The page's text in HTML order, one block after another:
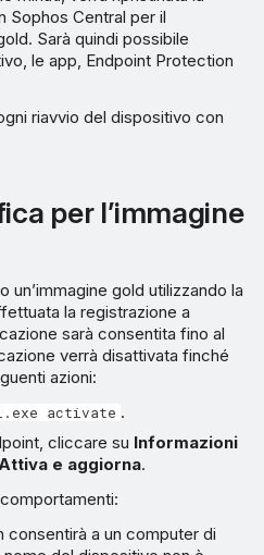
Sophos Central per il
Sarà quindi possibile
le app, Endpoint Protection
riavvio del dispositivo con
per l’immagine
un’immagine gold utilizzando la
la registrazione a
sarà consentita fino al
verrà disattivata finché
azioni:
activate .
cliccare su Informazioni
e aggiorna.
consentirà a un computer di